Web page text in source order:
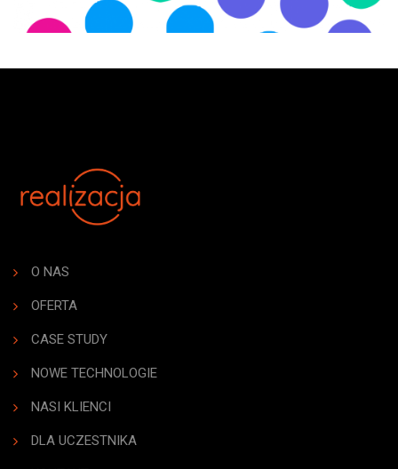
O NAS
OFERTA
CASE STUDY
NOWE TECHNOLOGIE
NASI KLIENCI
DLA UCZESTNIKA